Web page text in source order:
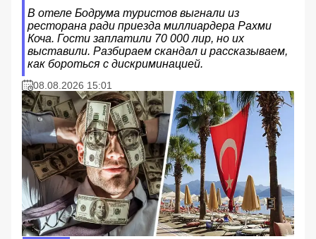
В отеле Бодрума туристов выгнали из
ресторана ради приезда миллиардера Рахми
Коча. Гости заплатили 70 000 лир, но их
выставили. Разбираем скандал и рассказываем,
как бороться с дискриминацией.
08.08.2026 15:01